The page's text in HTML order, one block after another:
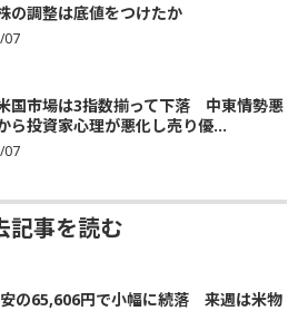
の調整は底値をつけたか
07
米国市場は3指数揃って下落 中東情勢悪
ら投資家心理が悪化し売り優...
07
記事を読む
安の65,606円で小幅に続落 来週は米物